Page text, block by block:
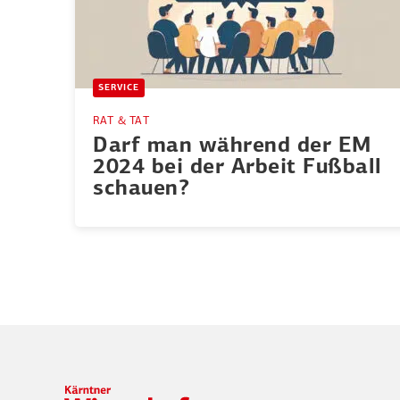
SERVICE
RAT & TAT
Darf man während der EM
2024 bei der Arbeit Fußball
schauen?